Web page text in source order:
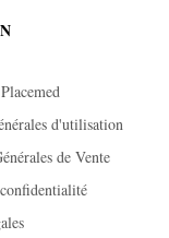
d'utilisation
de Vente